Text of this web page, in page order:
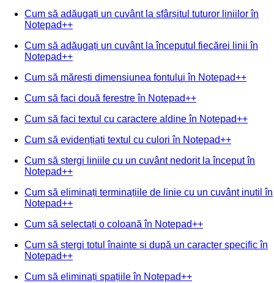
Cum să adăugați un cuvânt la sfârșitul tuturor liniilor în
Notepad++
Cum să adăugați un cuvânt la începutul fiecărei linii în
Notepad++
Cum să mărești dimensiunea fontului în Notepad++
Cum să faci două ferestre în Notepad++
Cum să faci textul cu caractere aldine în Notepad++
Cum să evidențiați textul cu culori în Notepad++
Cum să ștergi liniile cu un cuvânt nedorit la început în
Notepad++
Cum să eliminați terminațiile de linie cu un cuvânt inutil în
Notepad++
Cum să selectați o coloană în Notepad++
Cum să ștergi totul înainte și după un caracter specific în
Notepad++
Cum să eliminați spațiile în Notepad++